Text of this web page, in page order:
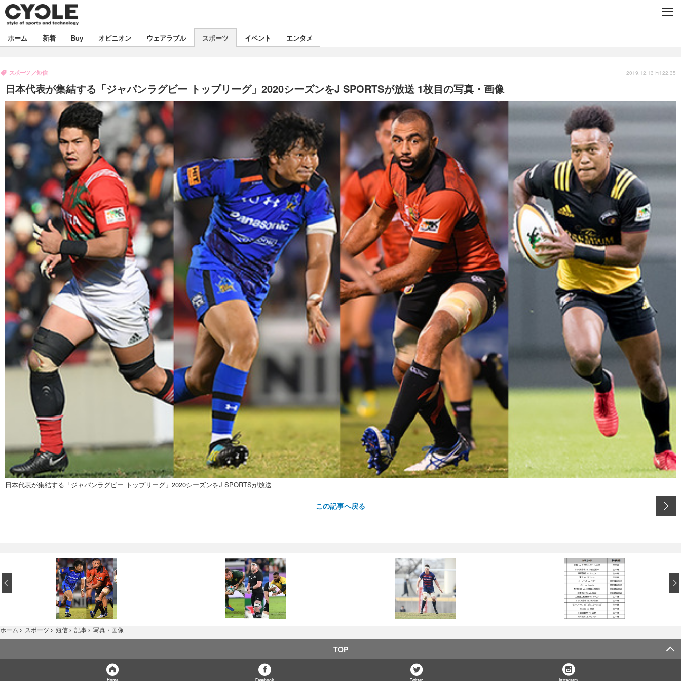
C
飲食
バックナンバー
ボイス
デバイス
ビジネス
国内
海外
スポーツ
短信
まとめ
選手
動画
イベント
試乗会
ツアー
文化
芸能
出版／映画
話題
ファッション
デザイン
写真
動画
ライフ
社会
政治
ハウツー
ホーム 新着 Buy オピニオン ウェアラブル スポーツ イベント エンタメ
日本代表が集結する「ジャパンラグビー トップリーグ」2020シーズンをJ SPORTSが放送 1枚目の写真・画像
スポーツ 短信 2019.12.13 Fri 22:35
日本代表が集結する「ジャパンラグビー トップリーグ」2020シーズンをJ SPORTSが放送
この記事へ戻る
ホーム › スポーツ › 短信 › 記事 › 写真・画像
TOP
Home Facebook Twitter Instagram